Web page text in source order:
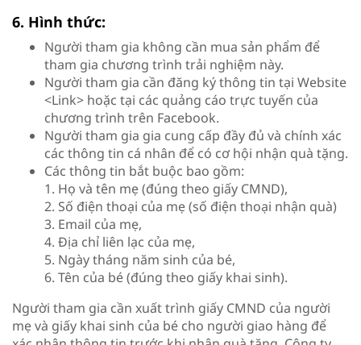
6. Hình thức:
Người tham gia không cần mua sản phẩm để
tham gia chương trình trải nghiệm này.
Người tham gia cần đăng ký thông tin tại Website
<Link> hoặc tại các quảng cáo trực tuyến của
chương trình trên Facebook.
Người tham gia gia cung cấp đầy đủ và chính xác
các thông tin cá nhân để có cơ hội nhận quà tặng.
Các thông tin bắt buộc bao gồm:
1. Họ và tên mẹ (đúng theo giấy CMND),
2. Số điện thoại của mẹ (số điện thoại nhận quà)
3. Email của mẹ,
4. Địa chỉ liên lạc của mẹ,
5. Ngày tháng năm sinh của bé,
6. Tên của bé (đúng theo giấy khai sinh).
Người tham gia cần xuất trình giấy CMND của người
mẹ và giấy khai sinh của bé cho người giao hàng để